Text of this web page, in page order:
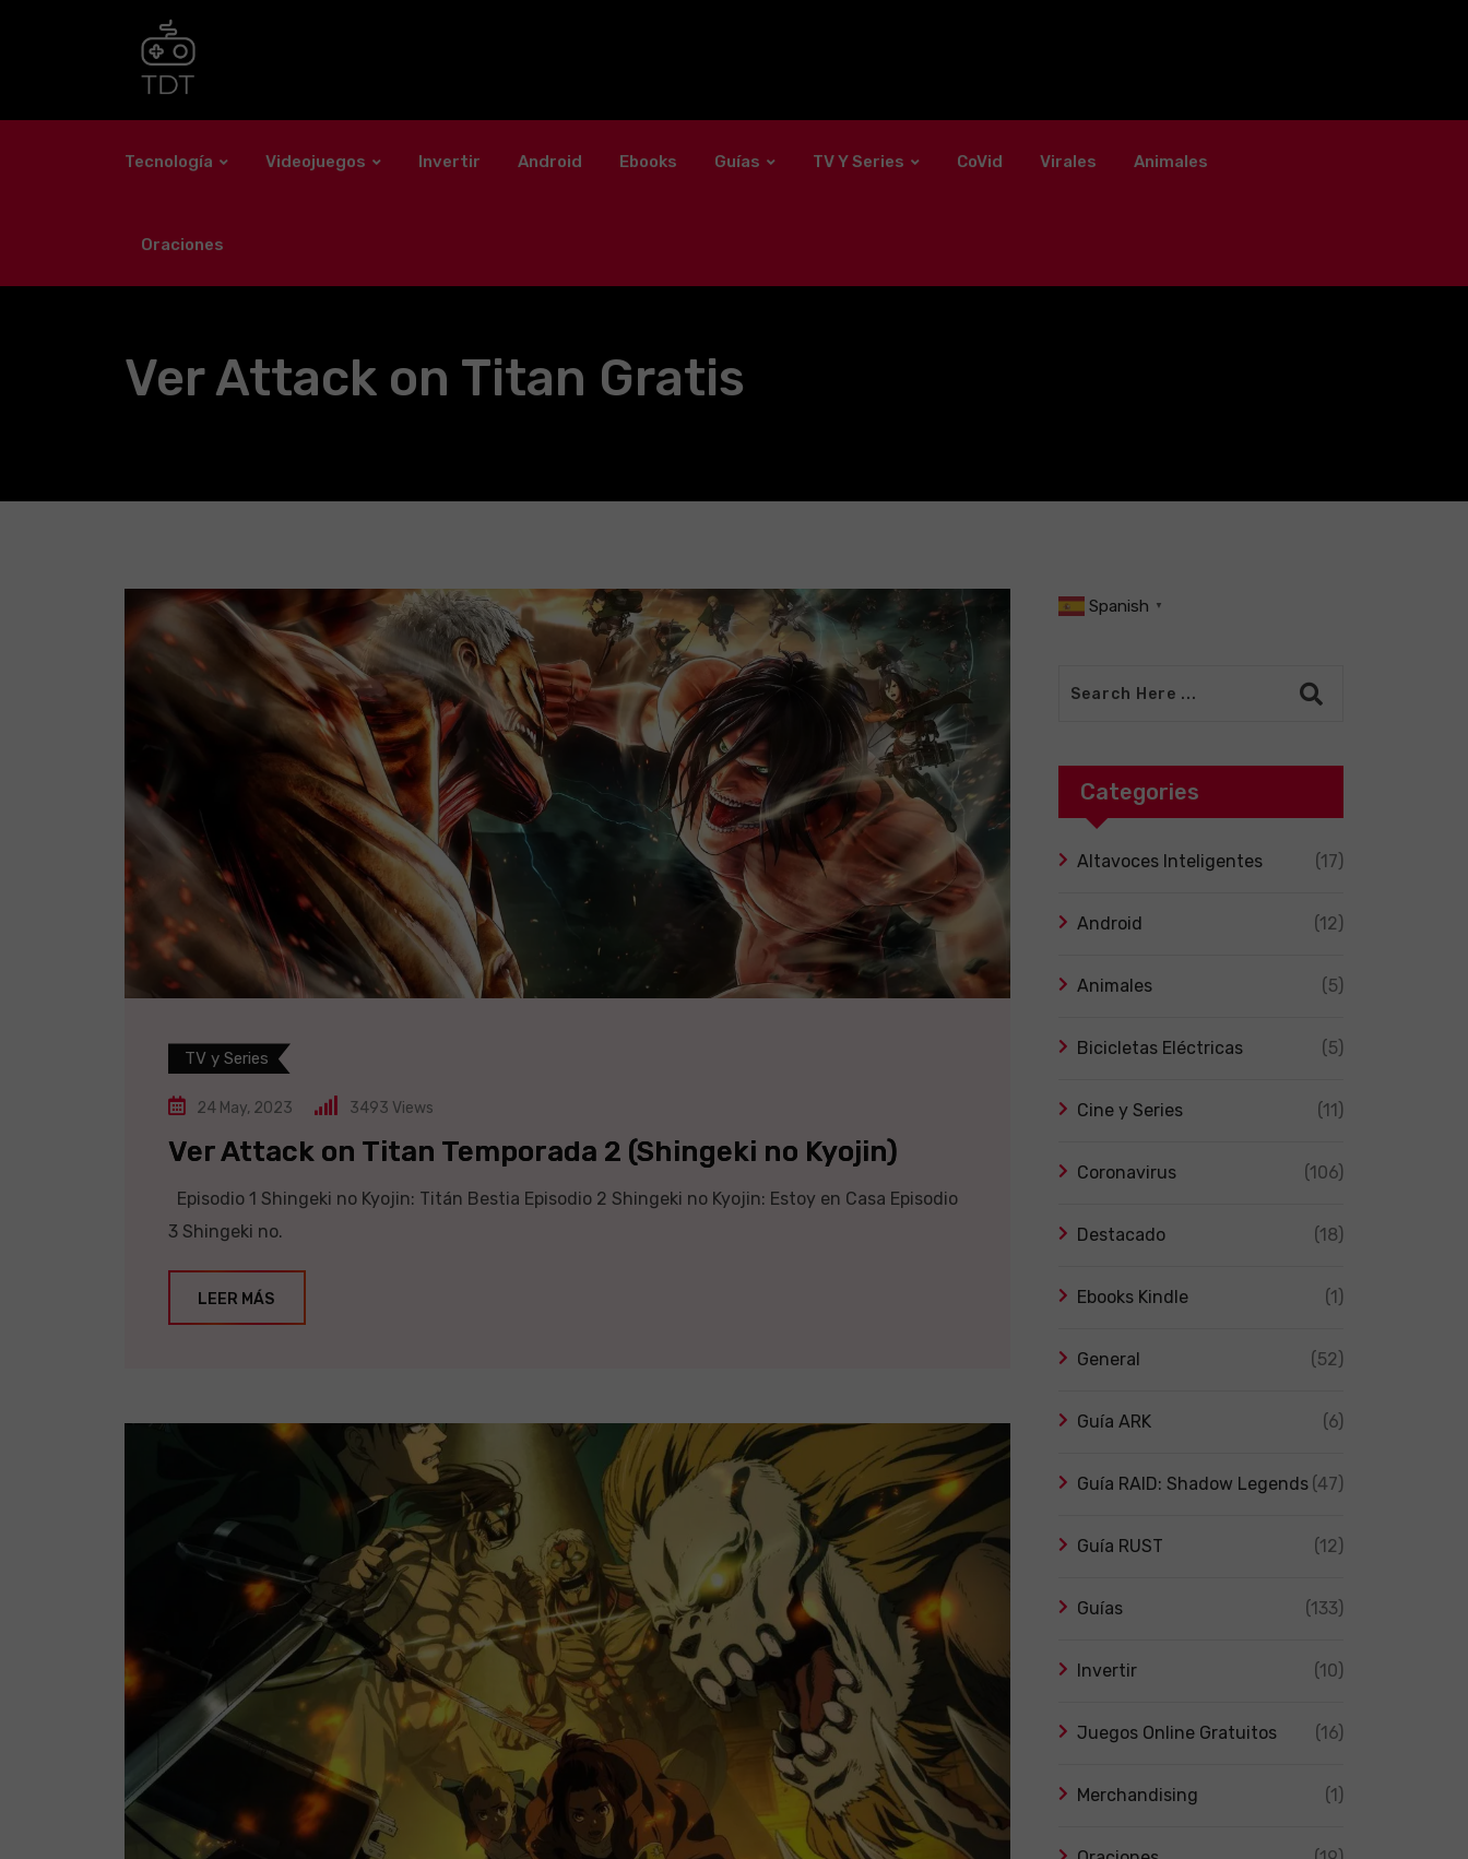
Tecnología Videojuegos Invertir Android Ebooks Guías TV Y Series CoVid Virales Animales
Oraciones
Ver Attack on Titan Gratis
TV y Series
24 May, 2023 3493 Views
Ver Attack on Titan Temporada 2 (Shingeki no Kyojin)
Episodio 1 Shingeki no Kyojin: Titán Bestia Episodio 2 Shingeki no Kyojin: Estoy en Casa Episodio
3 Shingeki no.
LEER MÁS
Spanish ▼
Categories
Altavoces Inteligentes (17)
Android (12)
Animales (5)
Bicicletas Eléctricas (5)
Cine y Series (11)
Coronavirus (106)
Destacado (18)
Ebooks Kindle (1)
General (52)
Guía ARK (6)
Guía RAID: Shadow Legends (47)
Guía RUST (12)
Guías (133)
Invertir (10)
Juegos Online Gratuitos (16)
Merchandising (1)